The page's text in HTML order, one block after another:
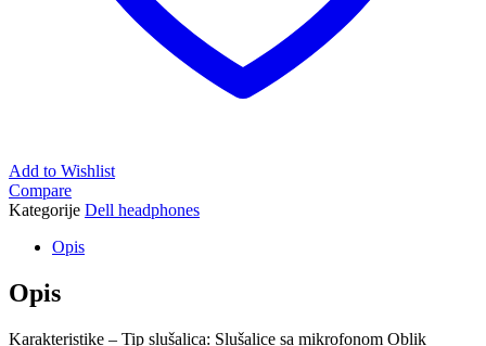
Add to Wishlist
Compare
Kategorije Dell headphones
Opis
Opis
Karakteristike – Tip slušalica: Slušalice sa mikrofonom Oblik